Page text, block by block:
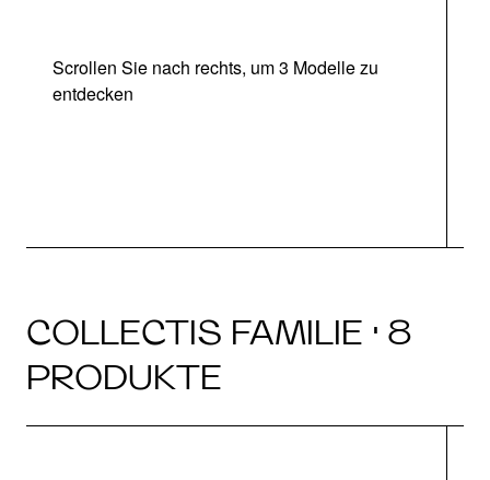
Scrollen Sie nach rechts, um 3 Modelle zu
entdecken
COLLECTIS FAMILIE · 8
PRODUKTE